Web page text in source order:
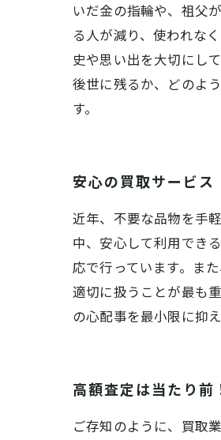
いだ金の指輪や、祖父
る人が減り、使われな
史や思い出を大切にし
後世に残るか、どのよ
す。
安心の買取サービス
近年、不要な品物を手
中、安心して利用でき
応で行っています。ま
適切に扱うことが最も
の心配事を最小限に抑
高額査定は当たり前
ご存知のように、買取